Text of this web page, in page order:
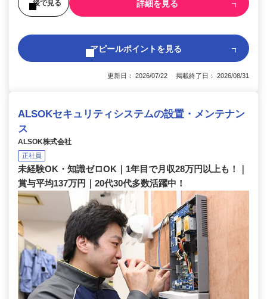
後で見る 詳細を見る
アピールポイントを見る
更新日： 2026/07/22 掲載終了日： 2026/08/31
ALSOKセキュリティシステムの設置・メンテナン
ス
ALSOK株式会社
正社員
未経験OK・知識ゼロOK｜1年目で月収28万円以上も！｜
賞与平均137万円｜20代30代多数活躍中！